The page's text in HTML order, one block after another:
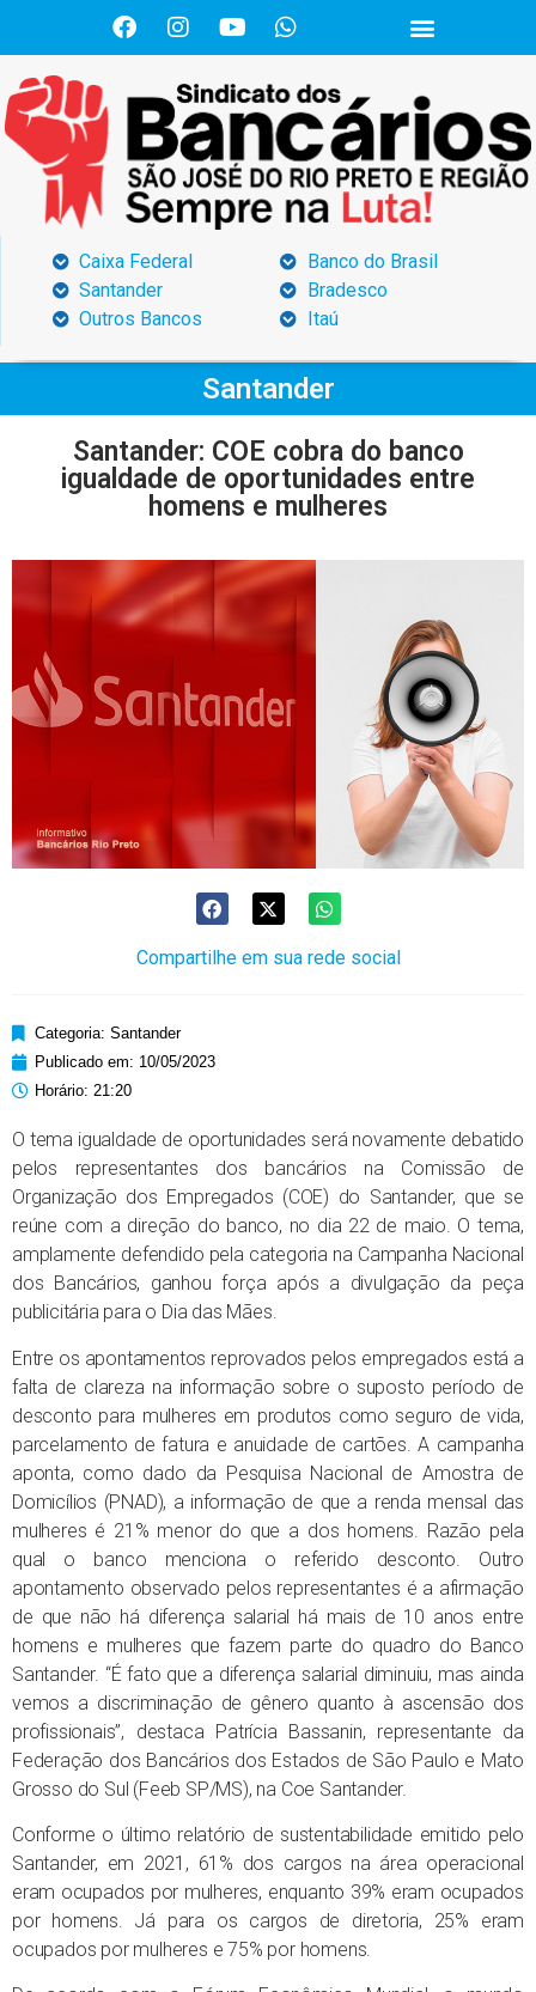
Caixa Federal
Santander
Outros Bancos
Banco do Brasil
Bradesco
Itaú
Santander
Santander: COE cobra do banco
igualdade de oportunidades entre
homens e mulheres
Compartilhe em sua rede social
Categoria: Santander
Publicado em: 10/05/2023
Horário: 21:20
O tema igualdade de oportunidades será novamente debatido
pelos representantes dos bancários na Comissão de
Organização dos Empregados (COE) do Santander, que se
reúne com a direção do banco, no dia 22 de maio. O tema,
amplamente defendido pela categoria na Campanha Nacional
dos Bancários, ganhou força após a divulgação da peça
publicitária para o Dia das Mães.
Entre os apontamentos reprovados pelos empregados está a
falta de clareza na informação sobre o suposto período de
desconto para mulheres em produtos como seguro de vida,
parcelamento de fatura e anuidade de cartões. A campanha
aponta, como dado da Pesquisa Nacional de Amostra de
Domicílios (PNAD), a informação de que a renda mensal das
mulheres é 21% menor do que a dos homens. Razão pela
qual o banco menciona o referido desconto. Outro
apontamento observado pelos representantes é a afirmação
de que não há diferença salarial há mais de 10 anos entre
homens e mulheres que fazem parte do quadro do Banco
Santander. “É fato que a diferença salarial diminuiu, mas ainda
vemos a discriminação de gênero quanto à ascensão dos
profissionais”, destaca Patrícia Bassanin, representante da
Federação dos Bancários dos Estados de São Paulo e Mato
Grosso do Sul (Feeb SP/MS), na Coe Santander.
Conforme o último relatório de sustentabilidade emitido pelo
Santander, em 2021, 61% dos cargos na área operacional
eram ocupados por mulheres, enquanto 39% eram ocupados
por homens. Já para os cargos de diretoria, 25% eram
ocupados por mulheres e 75% por homens.